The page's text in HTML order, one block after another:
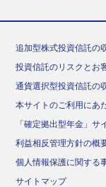
追加型株式投資信託の
投資信託のリスクとお
通貨選択型投資信託の
本サイトのご利用にあ
「確定拠出型年金」
利益相反管理方針の概
個人情報保護に関する
サイトマップ